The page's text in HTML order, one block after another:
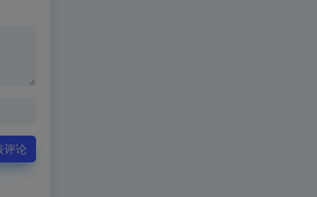
评论